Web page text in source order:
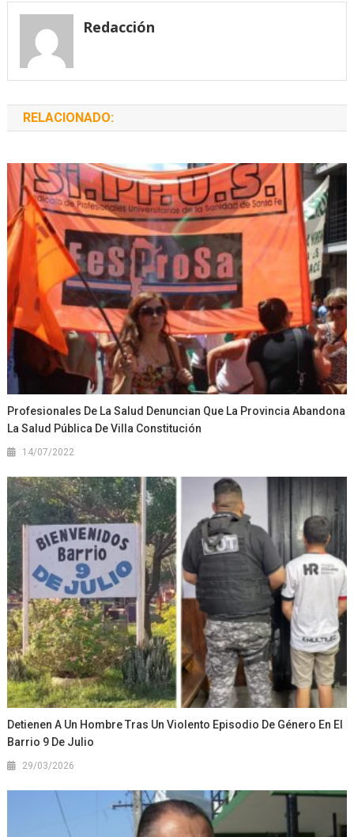
entradas
Redacción
RELACIONADO:
Profesionales De La Salud Denuncian Que La Provincia Abandona
La Salud Pública De Villa Constitución
14/07/2022
Detienen A Un Hombre Tras Un Violento Episodio De Género En El
Barrio 9 De Julio
29/03/2026